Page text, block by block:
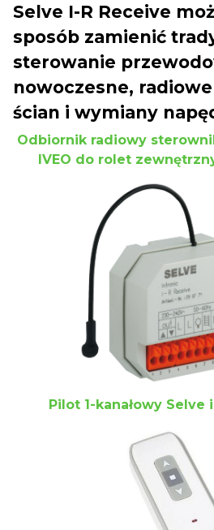
Selve I-R Receive
sposób zamienić
sterowanie
nowoczesne,
ścian i wymiany
Odbiornik radiowy
IVEO do rolet
Pilot 1-kanałowy Selve